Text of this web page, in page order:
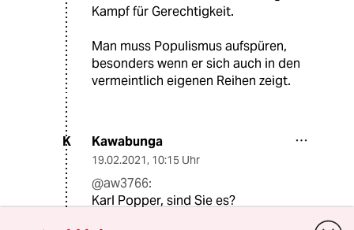
Kampf für Gerechtigkeit.
Man muss Populismus aufspüren,
besonders wenn er sich auch in den
vermeintlich eigenen Reihen zeigt.
K Kawabunga
19.02.2021, 10:15 Uhr
@aw3766:
Karl Popper, sind Sie es?